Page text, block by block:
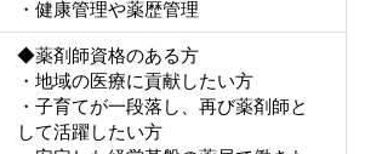
・健康管理や薬歴管理
◆薬剤師資格のある方
・地域の医療に貢献したい方
・子育てが一段落し、再び薬剤師と
して活躍したい方